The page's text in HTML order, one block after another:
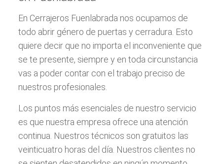
En Cerrajeros Fuenlabrada nos ocupamos de
todo abrir género de puertas y cerradura. Esto
quiere decir que no importa el inconveniente que
se te presente, siempre y en toda circunstancia
vas a poder contar con el trabajo preciso de
nuestros profesionales.
Los puntos más esenciales de nuestro servicio
es que nuestra empresa ofrece una atención
continua. Nuestros técnicos son gratuitos las
veinticuatro horas del día. Nuestros clientes no